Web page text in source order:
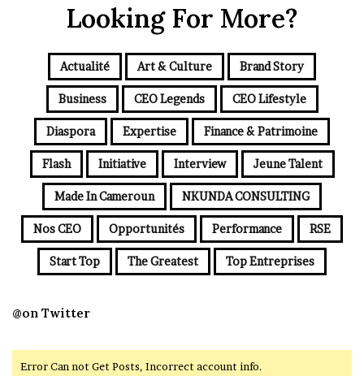
Looking For More?
Actualité Art & Culture Brand Story
Business CEO Legends CEO Lifestyle
Diaspora Expertise Finance & Patrimoine
Flash Initiative Interview Jeune Talent
Made In Cameroun NKUNDA CONSULTING
Nos CEO Opportunités Performance RSE
Start Top The Greatest Top Entreprises
@on Twitter
Error Can not Get Posts, Incorrect account info.